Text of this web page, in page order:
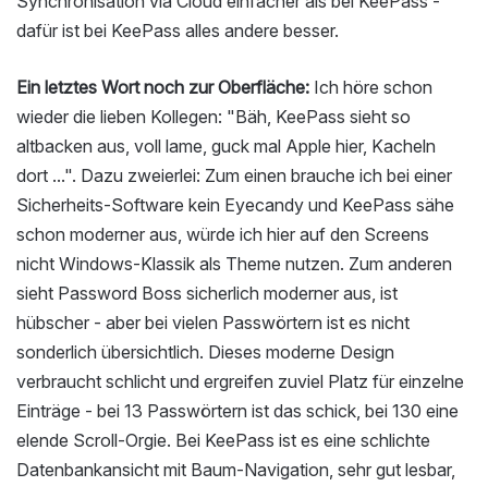
dafür ist bei KeePass alles andere besser.
Ein letztes Wort noch zur Oberfläche: Ich höre schon
wieder die lieben Kollegen: "Bäh, KeePass sieht so
altbacken aus, voll lame, guck mal Apple hier, Kacheln
dort ...". Dazu zweierlei: Zum einen brauche ich bei einer
Sicherheits-Software kein Eyecandy und KeePass sähe
schon moderner aus, würde ich hier auf den Screens
nicht Windows-Klassik als Theme nutzen. Zum anderen
sieht Password Boss sicherlich moderner aus, ist
hübscher - aber bei vielen Passwörtern ist es nicht
sonderlich übersichtlich. Dieses moderne Design
verbraucht schlicht und ergreifen zuviel Platz für einzelne
Einträge - bei 13 Passwörtern ist das schick, bei 130 eine
elende Scroll-Orgie. Bei KeePass ist es eine schlichte
Datenbankansicht mit Baum-Navigation, sehr gut lesbar,